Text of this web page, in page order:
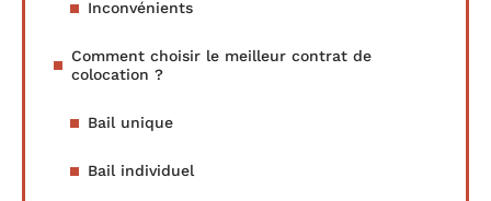
Inconvénients
Comment choisir le meilleur contrat de
colocation ?
Bail unique
Bail individuel